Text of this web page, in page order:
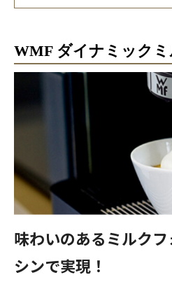
WMF ダイナミックミ
味わいのあるミルク
シンで実現！